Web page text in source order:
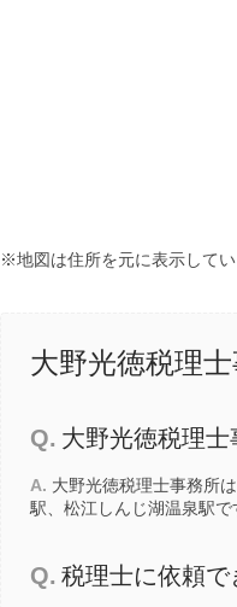
※地図は住所を元に表示して
大野光徳税理
Q. 大野光徳税理士
A. 大野光徳税理士事務所
駅
松江しんじ湖温泉駅で
Q. 税理士に依頼で